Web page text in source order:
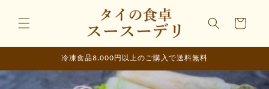
進む
ー
冷凍食品8,000円以上のご購入で送料無料